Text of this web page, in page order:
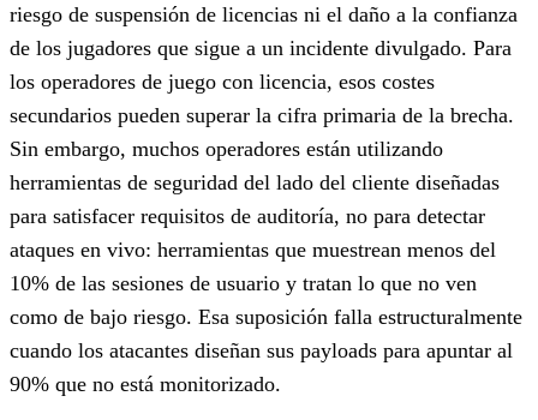
riesgo de suspensión de licencias ni el daño a la confianza
de los jugadores que sigue a un incidente divulgado. Para
los operadores de juego con licencia, esos costes
secundarios pueden superar la cifra primaria de la brecha.
Sin embargo, muchos operadores están utilizando
herramientas de seguridad del lado del cliente diseñadas
para satisfacer requisitos de auditoría, no para detectar
ataques en vivo: herramientas que muestrean menos del
10% de las sesiones de usuario y tratan lo que no ven
como de bajo riesgo. Esa suposición falla estructuralmente
cuando los atacantes diseñan sus payloads para apuntar al
90% que no está monitorizado.